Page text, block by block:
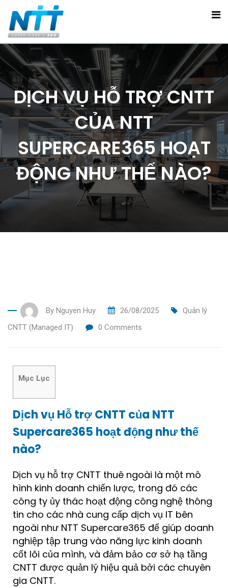
DỊCH VỤ HỖ TRỢ CNTT
CỦA NTT
SUPERCARE365 HOẠT
ĐỘNG NHƯ THẾ NÀO?
By Nguyen Huy 26/08/2025
Quản lý
CNTT (Managed IT)
0 Comments
Mục Lục
Dịch vụ Hỗ trợ CNTT của NTT
Supercare365 hoạt động như thế
nào?
Dịch vụ hỗ trợ CNTT thuê ngoài là một mô
hình kinh doanh chiến lược, trong đó các
công ty ủy thác hoạt động công nghệ thông
tin cho các nhà cung cấp dịch vụ IT bên
ngoài như NTT Supercare365 để giúp doanh
nghiệp tập trung vào năng lực kinh doanh
cốt lõi của mình, và đảm bảo cơ sở hạ tầng
CNTT được quản lý hiệu quả bởi các chuyên
gia CNTT.